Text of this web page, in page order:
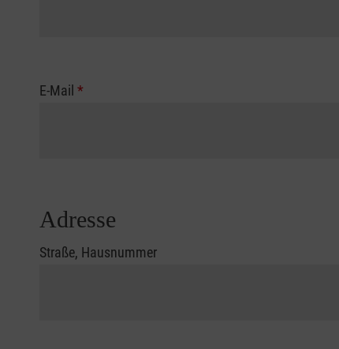
E-Mail *
Adresse
Straße, Hausnummer